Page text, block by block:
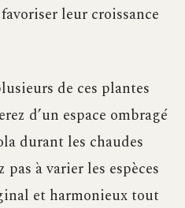
leur croissance
de ces plantes
d’un espace ombragé
durant les chaudes
pas à varier les espèces
et harmonieux tout